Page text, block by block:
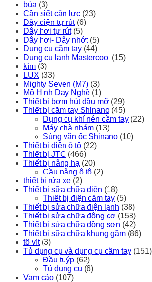
búa (3)
Cần siết cân lực (23)
Dây điện tự rút (6)
Dây hơi tự rút (5)
Dây hơi- Dây nhớt (5)
Dụng cụ cầm tay (44)
Dụng cụ lạnh Mastercool (15)
kìm (3)
LUX (33)
Mighty Seven (M7) (3)
Mô Hình Dạy Nghề (1)
Thiết bị bơm hút dầu mỡ (29)
Thiết bị cầm tay Shinano (45)
Dụng cụ khí nén cầm tay (22)
Máy chà nhám (13)
Súng vặn ốc Shinano (10)
Thiết bị điện ô tô (22)
Thiết bị JTC (466)
Thiết bị nâng hạ (20)
Cầu nâng ô tô (2)
thiết bị rửa xe (2)
Thiết bị sữa chữa điện (18)
Thiết bị điện cầm tay (5)
Thiết bị sửa chữa điện lạnh (38)
Thiết bị sửa chữa động cơ (158)
Thiết bị sửa chữa đồng sơn (42)
Thiết bị sữa chữa khung gầm (86)
tô vít (3)
Tủ dụng cụ và dụng cụ cầm tay (151)
Đầu tuýp (62)
Tủ dụng cụ (6)
Vam cảo (107)